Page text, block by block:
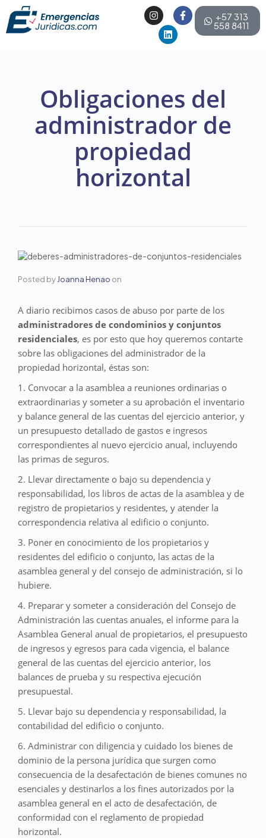
+57 313
558 8411
Obligaciones del
administrador de
propiedad
horizontal
Posted by Joanna Henao on
A diario recibimos casos de abuso por parte de los
administradores de condominios y conjuntos
residenciales, es por esto que hoy queremos contarte
sobre las obligaciones del administrador de la
propiedad horizontal, éstas son:
1. Convocar a la asamblea a reuniones ordinarias o
extraordinarias y someter a su aprobación el inventario
y balance general de las cuentas del ejercicio anterior, y
un presupuesto detallado de gastos e ingresos
correspondientes al nuevo ejercicio anual, incluyendo
las primas de seguros.
2. Llevar directamente o bajo su dependencia y
responsabilidad, los libros de actas de la asamblea y de
registro de propietarios y residentes, y atender la
correspondencia relativa al edificio o conjunto.
3. Poner en conocimiento de los propietarios y
residentes del edificio o conjunto, las actas de la
asamblea general y del consejo de administración, si lo
hubiere.
4. Preparar y someter a consideración del Consejo de
Administración las cuentas anuales, el informe para la
Asamblea General anual de propietarios, el presupuesto
de ingresos y egresos para cada vigencia, el balance
general de las cuentas del ejercicio anterior, los
balances de prueba y su respectiva ejecución
presupuestal.
5. Llevar bajo su dependencia y responsabilidad, la
contabilidad del edificio o conjunto.
6. Administrar con diligencia y cuidado los bienes de
dominio de la persona jurídica que surgen como
consecuencia de la desafectación de bienes comunes no
esenciales y destinarlos a los fines autorizados por la
asamblea general en el acto de desafectación, de
conformidad con el reglamento de propiedad
horizontal.